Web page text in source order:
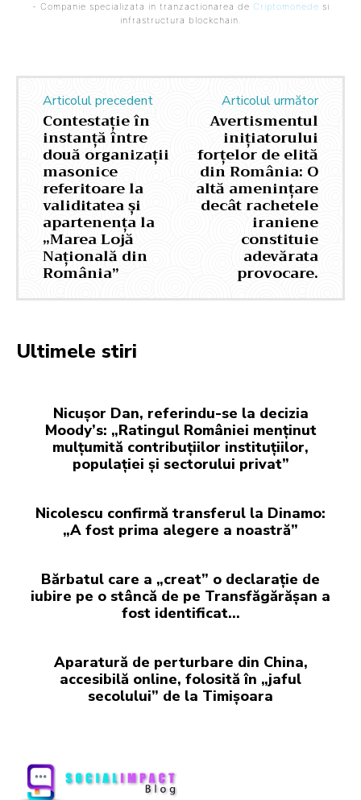
- Companie specializata in tranzactionarea de Criptomonede si
infrastructura blockchain.
Articolul precedent
Contestație în
instanță între
două organizații
masonice
referitoare la
validitatea și
apartenența la
„Marea Lojă
Națională din
România”
Articolul următor
Avertismentul
inițiatorului
forțelor de elită
din România: O
altă amenințare
decât rachetele
iraniene
constituie
adevărata
provocare.
Ultimele stiri
Nicușor Dan, referindu-se la decizia
Moody’s: „Ratingul României menținut
mulțumită contribuțiilor instituțiilor,
populației și sectorului privat”
Nicolescu confirmă transferul la Dinamo:
„A fost prima alegere a noastră”
Bărbatul care a „creat” o declarație de
iubire pe o stâncă de pe Transfăgărășan a
fost identificat…
Aparatură de perturbare din China,
accesibilă online, folosită în „jaful
secolului” de la Timișoara